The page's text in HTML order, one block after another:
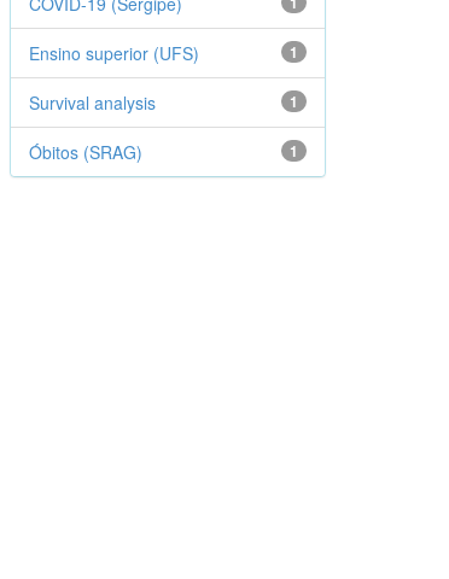
1
Ensino superior (UFS)
1
Survival analysis
1
Óbitos (SRAG)